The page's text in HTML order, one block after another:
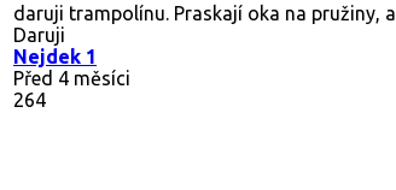
daruji trampolínu. Praskají oka na pružiny,
Daruji
Nejdek 1
Před 4 měsíci
264